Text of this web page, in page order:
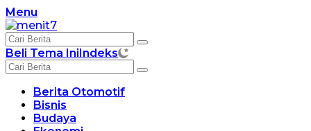
Langsung
ke
konten
Menu
Beli Tema IniIndeks
Berita Otomotif
Bisnis
Budaya